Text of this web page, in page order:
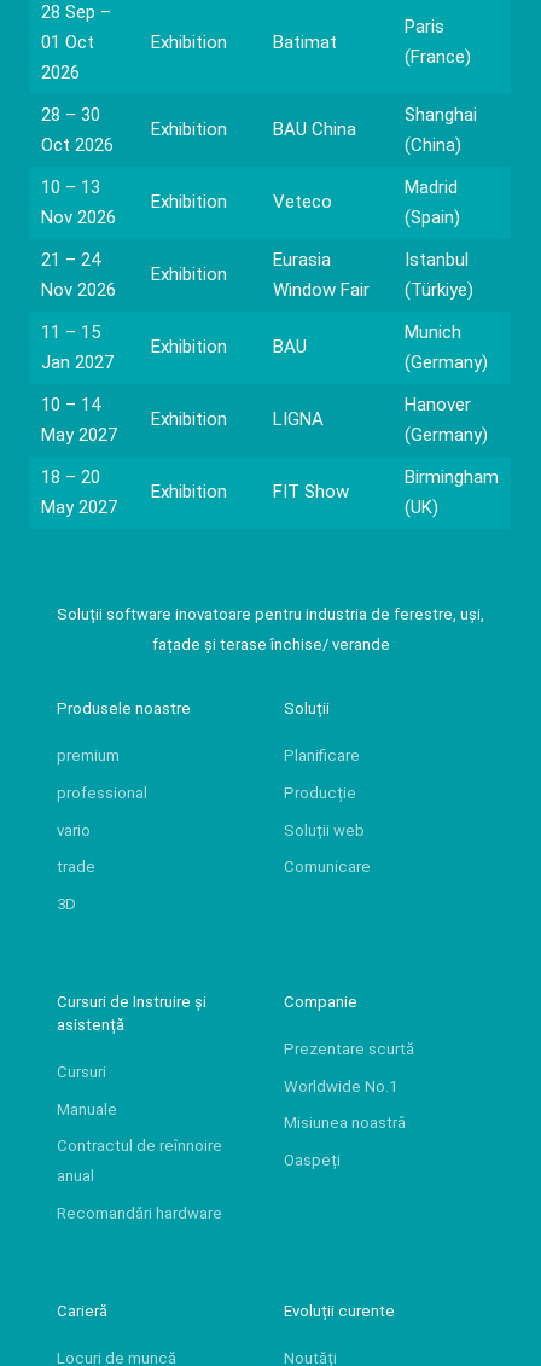
28 Sep –
01 Oct
2026
Exhibition Batimat
Paris
(France)
28 – 30
Oct 2026
Exhibition BAU China
Shanghai
(China)
10 – 13
Nov 2026
Exhibition Veteco
Madrid
(Spain)
21 – 24
Nov 2026
Exhibition
Eurasia
Window Fair
Istanbul
(Türkiye)
11 – 15
Jan 2027
Exhibition BAU
Munich
(Germany)
10 – 14
May 2027
Exhibition LIGNA
Hanover
(Germany)
18 – 20
May 2027
Exhibition FIT Show
Birmingham
(UK)
Soluții software inovatoare pentru industria de ferestre, uși,
fațade și terase închise/ verande
Produsele noastre
premium
professional
vario
trade
3D
Soluții
Planificare
Producție
Soluții web
Comunicare
Cursuri de Instruire și
asistență
Cursuri
Manuale
Contractul de reînnoire
anual
Recomandări hardware
Companie
Prezentare scurtă
Worldwide No.1
Misiunea noastră
Oaspeți
Carieră
Locuri de muncă
Evoluții curente
Noutăți